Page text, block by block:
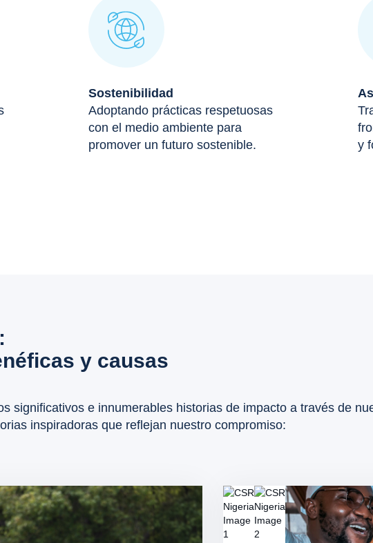
Sostenibilidad
Adoptando prácticas respetuosas
con el medio ambiente para
promover un futuro sostenible.
y
y causas
significativos e innumerables historias de impacto a través de
inspiradoras que reflejan nuestro compromiso: